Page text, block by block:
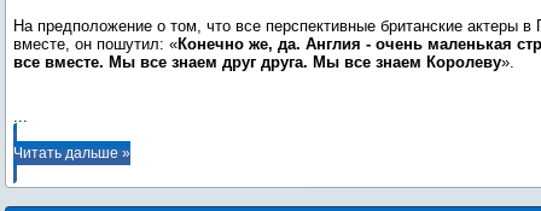
На предположение о том, что все перспективные британские актеры в
вместе, он пошутил: «Конечно же, да. Англия - очень маленькая
все вместе. Мы все знаем друг друга. Мы все знаем Королеву».
...
Читать дальше »